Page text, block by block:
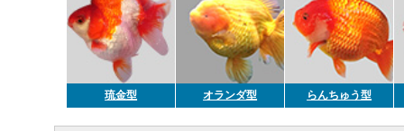
琉金型 オランダ型 らんちゅう型